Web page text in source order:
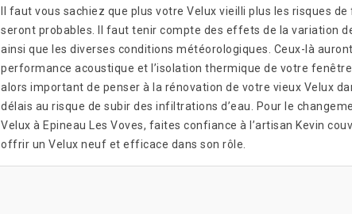
Il faut vous sachiez que plus votre Velux vieilli plus les risques de
seront probables. Il faut tenir compte des effets de la variation
ainsi que les diverses conditions météorologiques. Ceux-là
performance acoustique et l’isolation thermique de votre
alors important de penser à la rénovation de votre vieux Velux
délais au risque de subir des infiltrations d’eau. Pour le
Velux à Epineau Les Voves, faites confiance à l’artisan Kevin
offrir un Velux neuf et efficace dans son rôle.